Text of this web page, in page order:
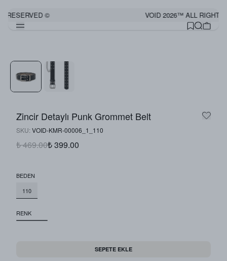
RESERVED © VOID 2026™ ALL RIGHTS
Zincir Detaylı Punk Grommet Belt
SKU: VOID-KMR-00006_1_110
₺ 469.00₺ 399.00
BEDEN
110
RENK
SEPETE EKLE